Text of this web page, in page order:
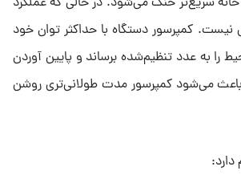
نیست. کمپرسور دستگاه با حداکثر توان خود
را به عدد تنظیم‌شده برساند و پایین آوردن
می‌شود کمپرسور مدت طولانی‌تری روشن
دارد: